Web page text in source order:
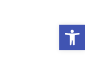
Open toolbar